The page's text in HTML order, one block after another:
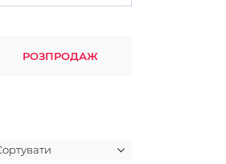
РОЗПРОДАЖ